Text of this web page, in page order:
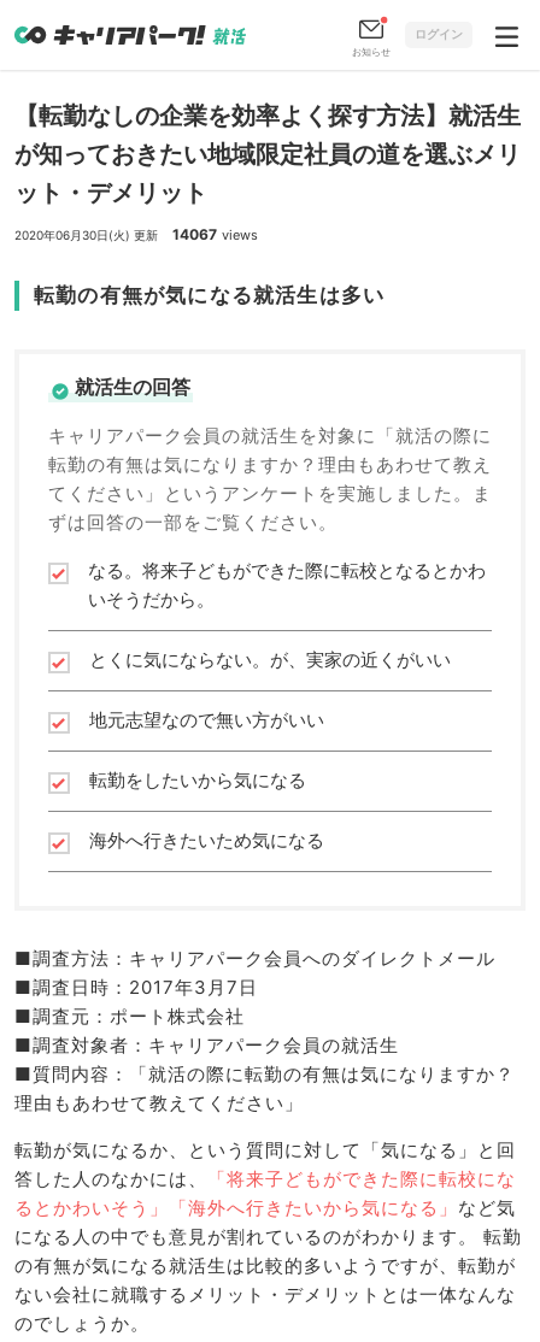
お知らせ
ログイン
【転勤なしの企業を効率よく探す方法】就活生
が知っておきたい地域限定社員の道を選ぶメリ
ット・デメリット
2020年06月30日(火) 更新 14067 views
転勤の有無が気になる就活生は多い
就活生の回答
キャリアパーク会員の就活生を対象に「就活の際に
転勤の有無は気になりますか？理由もあわせて教え
てください」というアンケートを実施しました。ま
ずは回答の一部をご覧ください。
なる。将来子どもができた際に転校となるとかわ
いそうだから。
とくに気にならない。が、実家の近くがいい
地元志望なので無い方がいい
転勤をしたいから気になる
海外へ行きたいため気になる
■調査方法：キャリアパーク会員へのダイレクトメール
■調査日時：2017年3月7日
■調査元：ポート株式会社
■調査対象者：キャリアパーク会員の就活生
■質問内容：「就活の際に転勤の有無は気になりますか？
理由もあわせて教えてください」
転勤が気になるか、という質問に対して「気になる」と回
答した人のなかには、
「将来子どもができた際に転校にな
るとかわいそう」「海外へ行きたいから気になる」 など気
になる人の中でも意見が割れているのがわかります。 転勤
の有無が気になる就活生は比較的多いようですが、転勤が
ない会社に就職するメリット・デメリットとは一体なんな
のでしょうか。